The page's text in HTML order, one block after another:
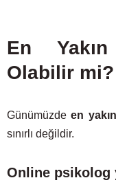
En
Olabilir mi?
Günümüzdeen
sınırlı değildir.
Online psikolog